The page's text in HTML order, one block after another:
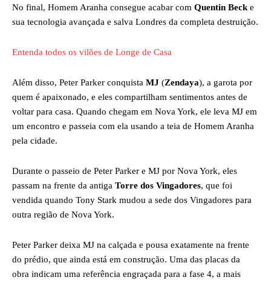
No final, Homem Aranha consegue acabar com Quentin Beck e
sua tecnologia avançada e salva Londres da completa destruição.
Entenda todos os vilões de Longe de Casa
Além disso, Peter Parker conquista MJ (Zendaya), a garota por
quem é apaixonado, e eles compartilham sentimentos antes de
voltar para casa. Quando chegam em Nova York, ele leva MJ em
um encontro e passeia com ela usando a teia de Homem Aranha
pela cidade.
Durante o passeio de Peter Parker e MJ por Nova York, eles
passam na frente da antiga Torre dos Vingadores, que foi
vendida quando Tony Stark mudou a sede dos Vingadores para
outra região de Nova York.
Peter Parker deixa MJ na calçada e pousa exatamente na frente
do prédio, que ainda está em construção. Uma das placas da
obra indicam uma referência engraçada para a fase 4, a mais